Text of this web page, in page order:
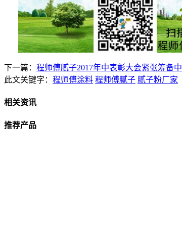
下一篇： 程师傅腻子2017年中表彰大会紧张筹备中
此文关键字： 程师傅涂料 程师傅腻子 腻子粉厂家
相关资讯
推荐产品